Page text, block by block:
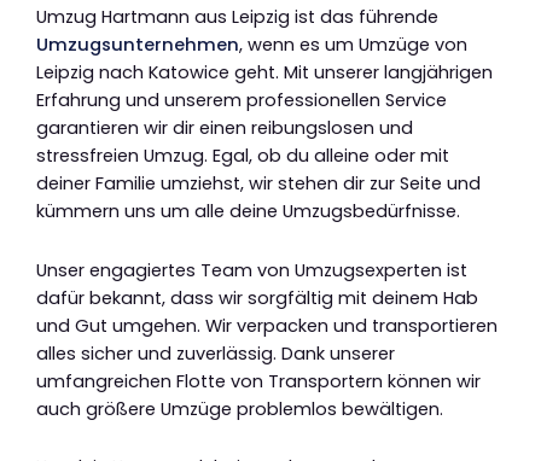
Umzug Hartmann aus Leipzig ist das führende
Umzugsunternehmen, wenn es um Umzüge von
Leipzig nach Katowice geht. Mit unserer langjährigen
Erfahrung und unserem professionellen Service
garantieren wir dir einen reibungslosen und
stressfreien Umzug. Egal, ob du alleine oder mit
deiner Familie umziehst, wir stehen dir zur Seite und
kümmern uns um alle deine Umzugsbedürfnisse.
Unser engagiertes Team von Umzugsexperten ist
dafür bekannt, dass wir sorgfältig mit deinem Hab
und Gut umgehen. Wir verpacken und transportieren
alles sicher und zuverlässig. Dank unserer
umfangreichen Flotte von Transportern können wir
auch größere Umzüge problemlos bewältigen.